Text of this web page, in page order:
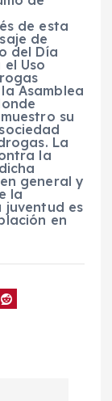
de esta
de
del Día
Uso
Asamblea
su
La
la
general y
la
juventud es
en